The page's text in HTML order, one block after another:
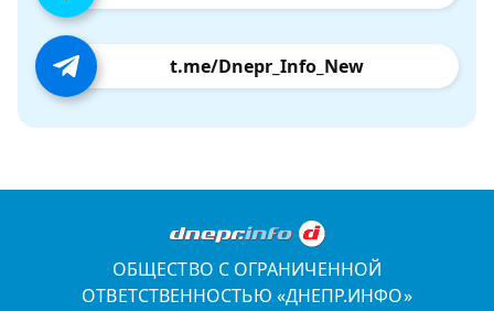
t.me/Dnepr_Info_New
ОБЩЕСТВО С ОГРАНИЧЕННОЙ
ОТВЕТСТВЕННОСТЬЮ «ДНЕПР.ИНФО»